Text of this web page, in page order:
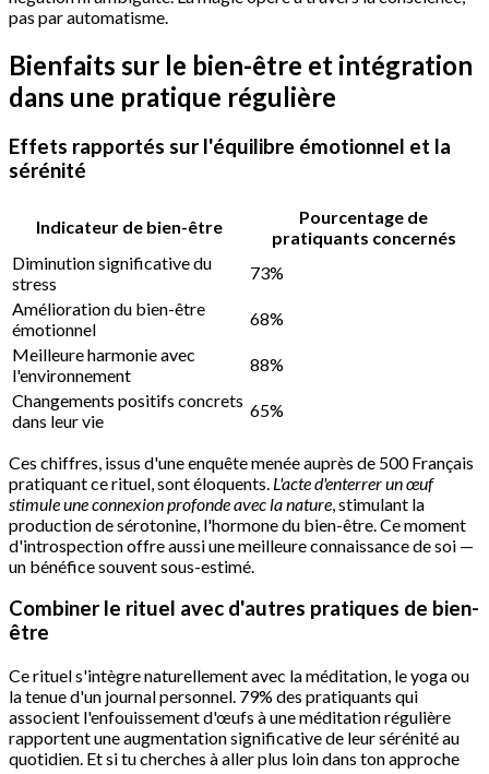
pas par automatisme.
Bienfaits sur le bien-être et intégration
dans une pratique régulière
Effets rapportés sur l'équilibre émotionnel et la
sérénité
Indicateur de bien-être
Pourcentage de
pratiquants concernés
Diminution significative du
stress
73%
Amélioration du bien-être
émotionnel
68%
Meilleure harmonie avec
l'environnement
88%
Changements positifs concrets
dans leur vie
65%
Ces chiffres, issus d'une enquête menée auprès de 500 Français
pratiquant ce rituel, sont éloquents. L'acte d'enterrer un œuf
stimule une connexion profonde avec la nature , stimulant la
production de sérotonine, l'hormone du bien-être. Ce moment
d'introspection offre aussi une meilleure connaissance de soi —
un bénéfice souvent sous-estimé.
Combiner le rituel avec d'autres pratiques de bien-
être
Ce rituel s'intègre naturellement avec la méditation, le yoga ou
la tenue d'un journal personnel. 79% des pratiquants qui
associent l'enfouissement d'œufs à une méditation régulière
rapportent une augmentation significative de leur sérénité au
quotidien. Et si tu cherches à aller plus loin dans ton approche